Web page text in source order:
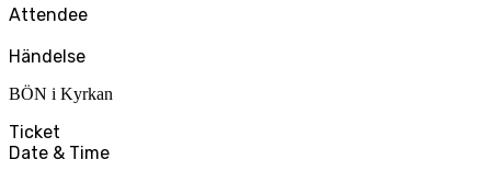
Attendee
Händelse
BÖN i Kyrkan
Ticket
Date & Time